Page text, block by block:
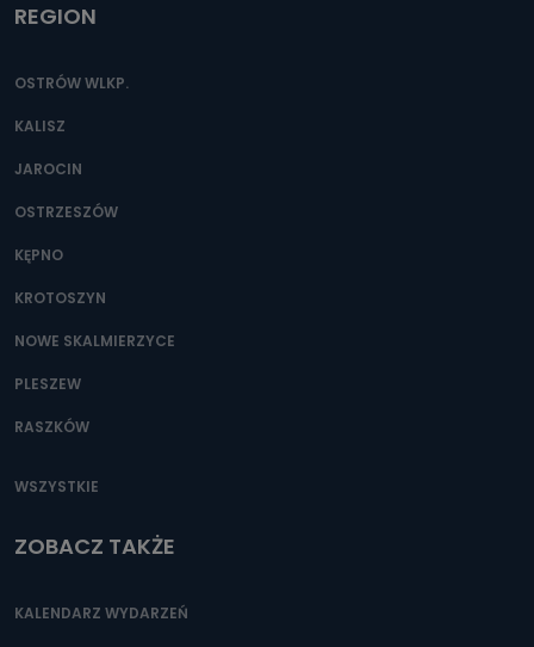
REGION
OSTRÓW WLKP.
KALISZ
JAROCIN
OSTRZESZÓW
KĘPNO
KROTOSZYN
NOWE SKALMIERZYCE
PLESZEW
RASZKÓW
WSZYSTKIE
ZOBACZ TAKŻE
KALENDARZ WYDARZEŃ